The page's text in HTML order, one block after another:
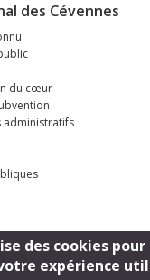
des Cévennes
du cœur
administratifs
des cookies
expérience